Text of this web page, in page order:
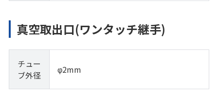
真空取出口(ワンタッチ継手)
チュー
ブ外径
φ2mm